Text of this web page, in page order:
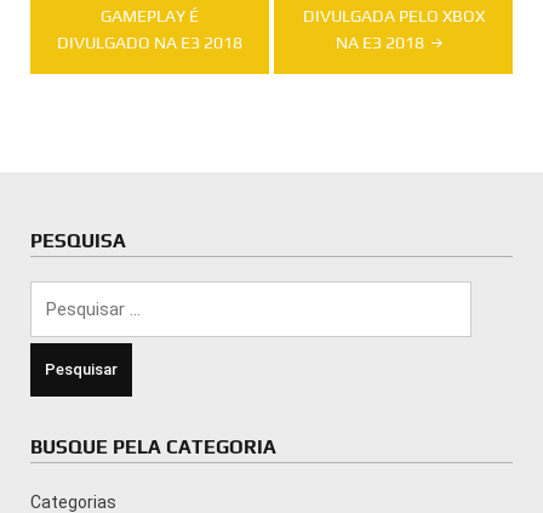
Post
GAMEPLAY É
DIVULGADO NA E3 2018
DIVULGADA PELO XBOX
NA E3 2018
PESQUISA
BUSQUE PELA CATEGORIA
Categorias